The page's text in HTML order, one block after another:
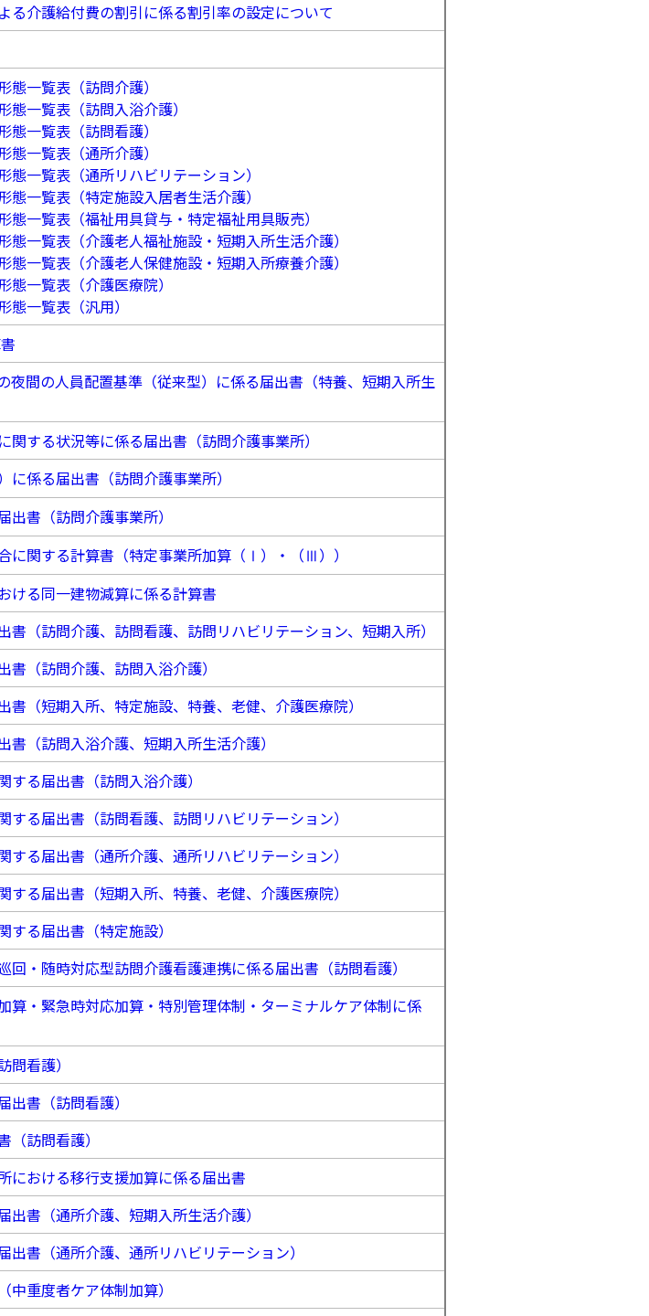
る介護給付費の割引に係る割引率の設定について
一覧表（訪問介護）
一覧表（訪問入浴介護）
一覧表（訪問看護）
一覧表（通所介護）
一覧表（通所リハビリテーション）
一覧表（特定施設入居者生活介護）
一覧表（福祉用具貸与・特定福祉用具販売）
一覧表（介護老人福祉施設・短期入所生活介護）
一覧表（介護老人保健施設・短期入所療養介護）
一覧表（介護医療院）
一覧表（汎用）
夜間の人員配置基準（従来型）に係る届出書（特養、短期入所生
する状況等に係る届出書（訪問介護事業所）
係る届出書（訪問介護事業所）
書（訪問介護事業所）
に関する計算書（特定事業所加算（Ⅰ）・（Ⅲ））
ける同一建物減算に係る計算書
書（訪問介護、訪問看護、訪問リハビリテーション、短期入所）
（訪問介護、訪問入浴介護）
（短期入所、特定施設、特養、老健、介護医療院）
（訪問入浴介護、短期入所生活介護）
る届出書（訪問入浴介護）
する届出書（訪問看護、訪問リハビリテーション）
する届出書（通所介護、通所リハビリテーション）
する届出書（短期入所、特養、老健、介護医療院）
る届出書（特定施設）
回・随時対応型訪問介護看護連携に係る届出書（訪問看護）
算・緊急時対応加算・特別管理体制・ターミナルケア体制に係
看護）
書（訪問看護）
訪問看護）
における移行支援加算に係る届出書
書（通所介護、短期入所生活介護）
書（通所介護、通所リハビリテーション）
重度者ケア体制加算）